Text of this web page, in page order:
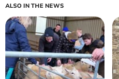
ALSO IN THE NEWS